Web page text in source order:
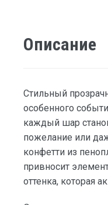
Описание
Cтильный
особенного
каждый шар
пожелание или
конфетти из
привносит
оттенка, которая